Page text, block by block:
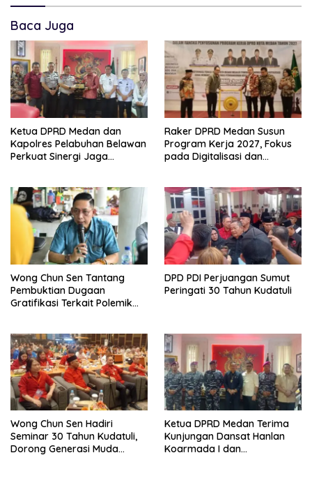
Baca Juga
Ketua DPRD Medan dan
Kapolres Pelabuhan Belawan
Perkuat Sinergi Jaga
Belawan
Raker DPRD Medan Susun
Program Kerja 2027, Fokus
pada Digitalisasi dan
Wong Chun Sen Tantang
Pembuktian Dugaan
Gratifikasi Terkait Polemik
DPD PDI Perjuangan Sumut
Peringati 30 Tahun Kudatuli
Wong Chun Sen Hadiri
Seminar 30 Tahun Kudatuli,
Dorong Generasi Muda
Ketua DPRD Medan Terima
Kunjungan Dansat Hanlan
Koarmada I dan